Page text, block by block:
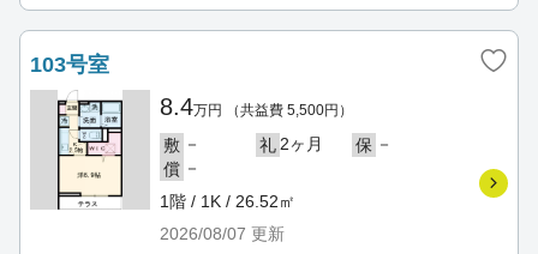
103号室
8.4万円 （共益費 5,500円）
敷 － 礼 2ヶ月 保 －
償 －
1階 / 1K / 26.52㎡
2026/08/07 更新